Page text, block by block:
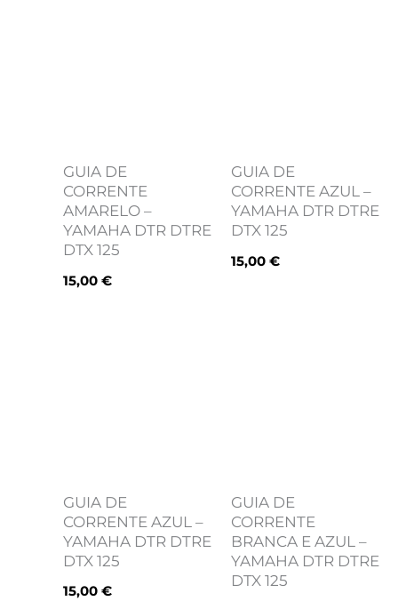
GUIA DE
CORRENTE
AMARELO –
YAMAHA DTR DTRE
DTX 125
15,00 €
GUIA DE
CORRENTE AZUL –
YAMAHA DTR DTRE
DTX 125
15,00 €
GUIA DE
CORRENTE AZUL –
YAMAHA DTR DTRE
DTX 125
15,00 €
GUIA DE
CORRENTE
BRANCA E AZUL –
YAMAHA DTR DTRE
DTX 125